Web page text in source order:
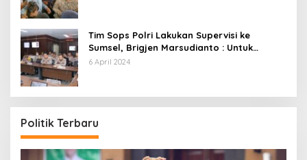
Tim Sops Polri Lakukan Supervisi ke
Sumsel, Brigjen Marsudianto : Untuk
Perkuat Langkah Polda.
6 April 2024
Politik Terbaru